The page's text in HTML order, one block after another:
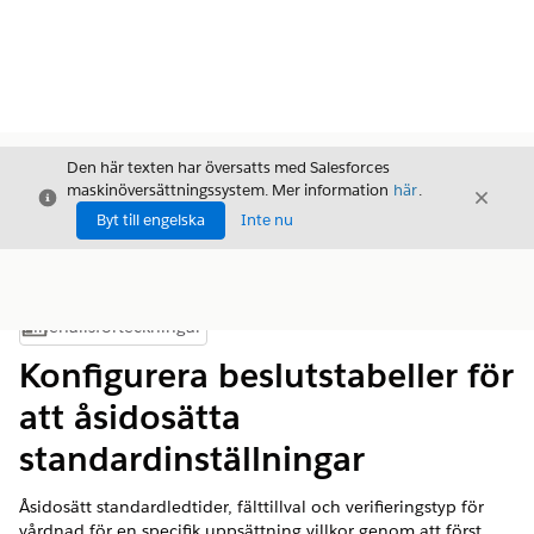
Stäng
Den här texten har översatts med Salesforces
maskinöversättningssystem. Mer information här.
Byt till engelska
Inte nu
Stäng
Visa innehållsförteckning
Innehållsförteckningar
Konfigurera beslutstabeller för
att åsidosätta
standardinställningar
Åsidosätt standardledtider, fälttillval och verifieringstyp för